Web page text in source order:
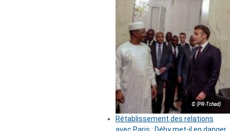
© (PR-Tchad)
Rétablissement des relations